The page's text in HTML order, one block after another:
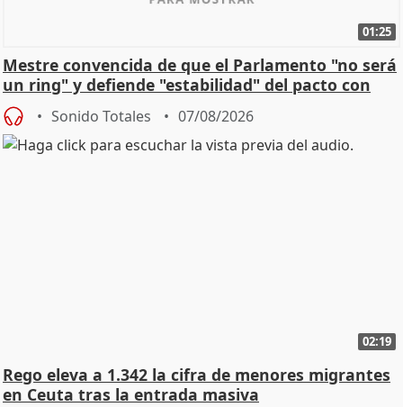
01:25
Mestre convencida de que el Parlamento "no será
un ring" y defiende "estabilidad" del pacto con
Vox
Sonido Totales 07/08/2026
02:19
Rego eleva a 1.342 la cifra de menores migrantes
en Ceuta tras la entrada masiva